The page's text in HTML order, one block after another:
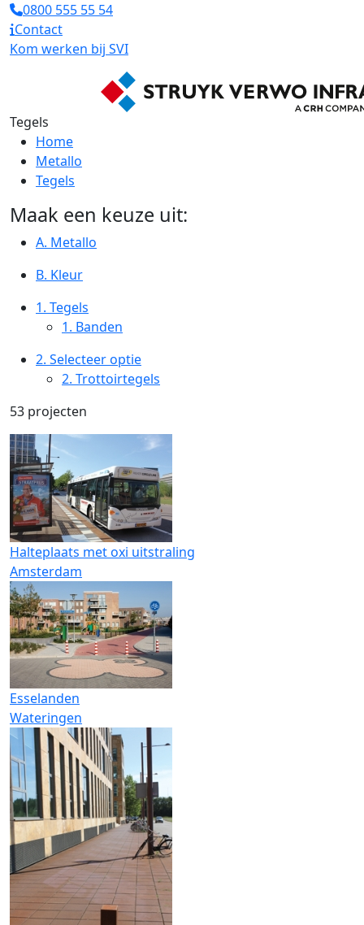
0800 555 55 54
Contact
Kom werken bij SVI
Tegels
Home
Metallo
Tegels
Maak een keuze uit:
A. Metallo
B. Kleur
1. Tegels
1. Banden
2. Selecteer optie
2. Trottoirtegels
53 projecten
Halteplaats met oxi uitstraling
Amsterdam
Esselanden
Wateringen